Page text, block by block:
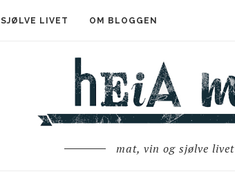
SJØLVE LIVET OM BLOGGEN
mat, vin og sjølve livet